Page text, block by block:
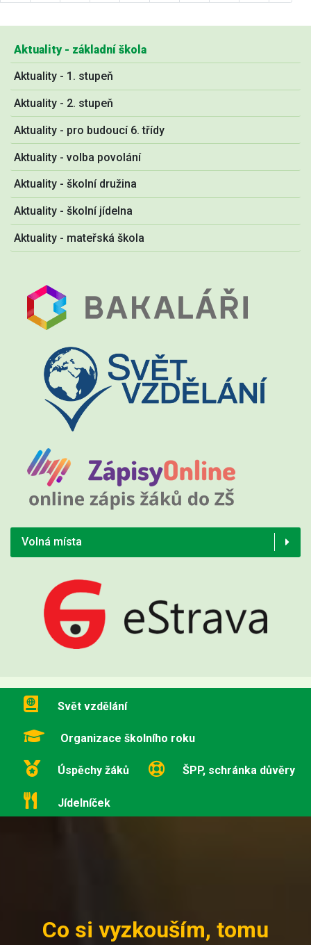
Aktuality - základní škola
Aktuality - 1. stupeň
Aktuality - 2. stupeň
Aktuality - pro budoucí 6. třídy
Aktuality - volba povolání
Aktuality - školní družina
Aktuality - školní jídelna
Aktuality - mateřská škola
Volná místa
Svět vzdělání
Organizace školního roku
Úspěchy žáků ŠPP, schránka důvěry
Jídelníček
Co si vyzkouším, tomu